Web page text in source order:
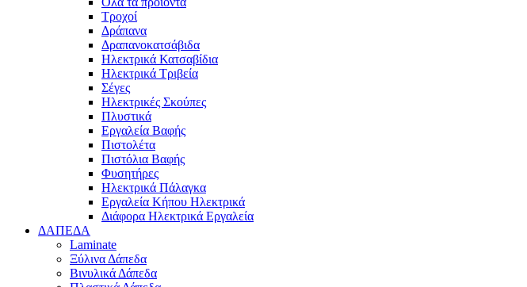
Τροχοί
Δράπανα
Δραπανοκατσάβιδα
Ηλεκτρικά Κατσαβίδια
Ηλεκτρικά Τριβεία
Σέγες
Ηλεκτρικές Σκούπες
Πλυστικά
Εργαλεία Βαφής
Πιστολέτα
Πιστόλια Βαφής
Φυσητήρες
Ηλεκτρικά Πάλαγκα
Εργαλεία Κήπου Ηλεκτρικά
Διάφορα Ηλεκτρικά Εργαλεία
ΔΑΠΕΔΑ
Laminate
Ξύλινα Δάπεδα
Βινυλικά Δάπεδα